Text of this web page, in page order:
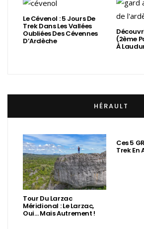
Le Cévenol : 5 Jours De
Trek Dans Les Vallées
Oubliées Des Cévennes
D’Ardèche (2ème
À
HÉRAULT
Tour Du Larzac
Méridional : Le Larzac,
Oui… Mais Autrement !
Ces 5
Trek En